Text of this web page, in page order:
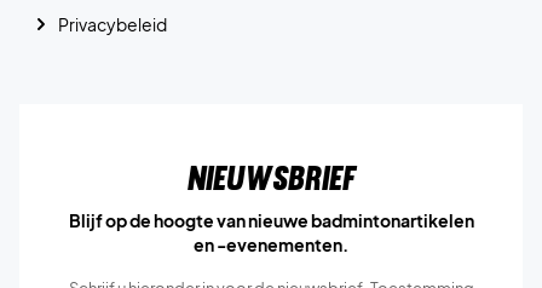
Privacybeleid
Nieuwsbrief
Blijf op de hoogte van nieuwe badmintonartikelen
en -evenementen.